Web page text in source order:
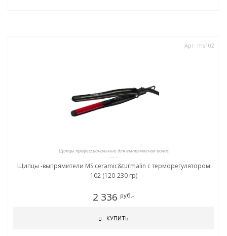
Арт. ms102
Щипцы профессиональные для выпрямления волос
Щипцы -выпрямители MS ceramic&turmalin c терморегулятором
102 (120-230 гр)
2 336 руб.-
КУПИТЬ